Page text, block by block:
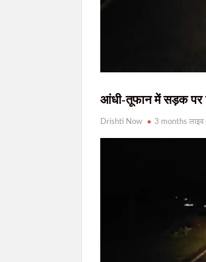
आंधी-तूफान में सड़क पर
Drishti Now 3 months